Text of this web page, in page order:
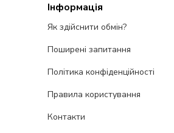
Інформація
Як здійснити обмін?
Поширені запитання
Політика конфіденційності
Правила користування
Контакти